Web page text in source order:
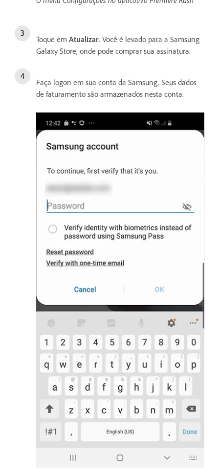
Toque em Atualizar. Você é levado para a Samsung
Galaxy Store, onde pode comprar sua assinatura.
Faça logon em sua conta da Samsung. Seus dados
de faturamento são armazenados nesta conta.